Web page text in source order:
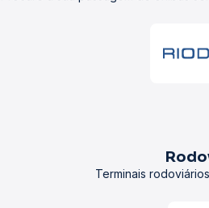
Terminais